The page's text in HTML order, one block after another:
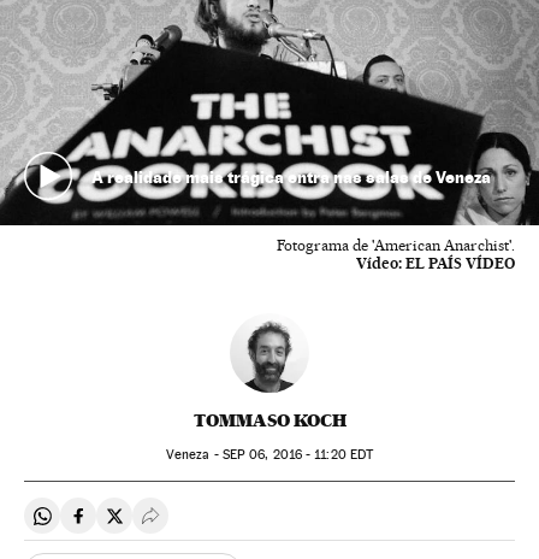
A realidade mais trágica entra nas salas de Veneza
Fotograma de 'American Anarchist'.
Vídeo: EL PAÍS VÍDEO
TOMMASO KOCH
Veneza - SEP 06, 2016 - 11:20EDT
Compartir en Whatsapp
Compartir en Facebook
Compartir en Twitter
Desplegar Redes Sociales